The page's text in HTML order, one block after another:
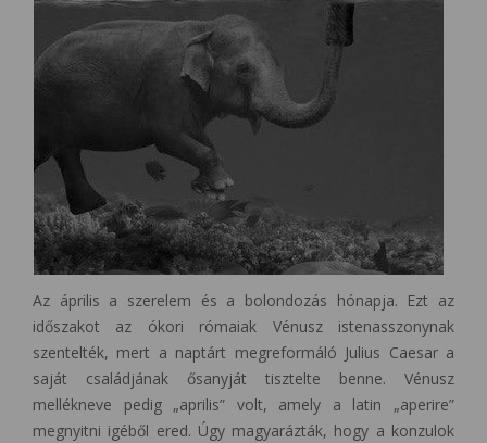
Az április a szerelem és a bolondozás hónapja. Ezt az
időszakot az ókori rómaiak Vénusz istenasszonynak
szentelték, mert a naptárt megreformáló Julius Caesar a
saját családjának ősanyját tisztelte benne. Vénusz
mellékneve pedig „aprilis” volt, amely a latin „aperire”
megnyitni igéből ered. Úgy magyarázták, hogy a konzulok